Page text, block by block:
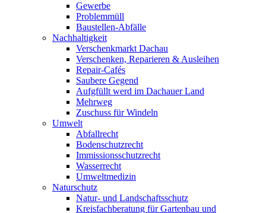
Gewerbe
Problemmüll
Baustellen-Abfälle
Nachhaltigkeit
Verschenkmarkt Dachau
Verschenken, Reparieren & Ausleihen
Repair-Cafés
Saubere Gegend
Aufgfüllt werd im Dachauer Land
Mehrweg
Zuschuss für Windeln
Umwelt
Abfallrecht
Bodenschutzrecht
Immissionsschutzrecht
Wasserrecht
Umweltmedizin
Naturschutz
Natur- und Landschaftsschutz
Kreisfachberatung für Gartenbau und